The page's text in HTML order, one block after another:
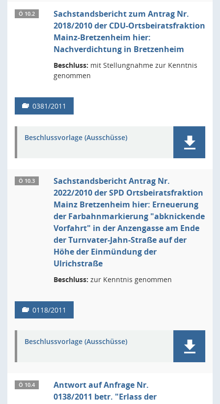
Ö 10.2
Sachstandsbericht zum Antrag Nr.
2018/2010 der CDU-Ortsbeiratsfraktion
Mainz-Bretzenheim hier:
Nachverdichtung in Bretzenheim
Beschluss: mit Stellungnahme zur Kenntnis
genommen
0381/2011
Beschlussvorlage (Ausschüsse)
Ö 10.3
Sachstandsbericht Antrag Nr.
2022/2010 der SPD Ortsbeiratsfraktion
Mainz Bretzenheim hier: Erneuerung
der Farbahnmarkierung "abknickende
Vorfahrt" in der Anzengasse am Ende
der Turnvater-Jahn-Straße auf der
Höhe der Einmündung der
Ulrichstraße
Beschluss: zur Kenntnis genommen
0118/2011
Beschlussvorlage (Ausschüsse)
Ö 10.4
Antwort auf Anfrage Nr.
0138/2011 betr. "Erlass der